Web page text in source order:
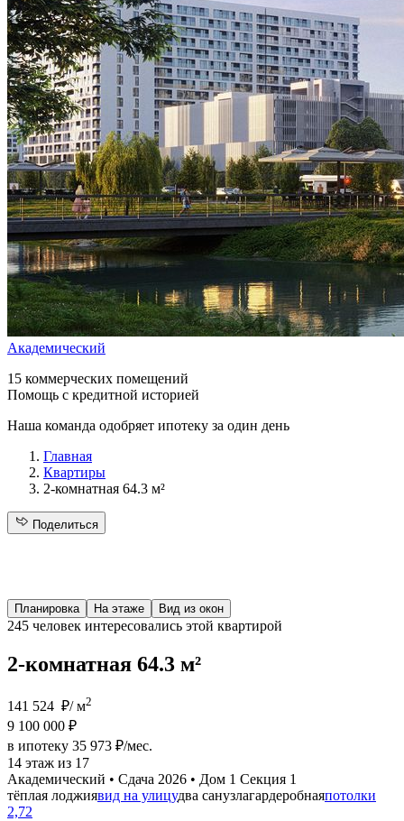
Академический
15 коммерческих помещений
Помощь с кредитной историей
Наша команда одобряет ипотеку за один день
Главная
Квартиры
2-комнатная 64.3 м²
Поделиться
Планировка На этаже Вид из окон
245 человек интересовались этой квартирой
2-комнатная 64.3 м²
141 524 ₽/ м2
9 100 000 ₽
в ипотеку 35 973 ₽/мес.
14 этаж из 17
Академический • Сдача 2026 • Дом 1 Секция 1
тёплая лоджиявид на улицудва санузлагардеробнаяпотолки
2,72